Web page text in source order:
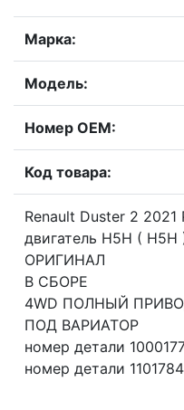
Марка:
Модель:
Номер OEM:
Код товара:
Renault Duster 2
двигатель H5H (
ОРИГИНАЛ
В СБОРЕ
4WD ПОЛНЫЙ
ПОД ВАРИАТОР
номер детали
номер детали